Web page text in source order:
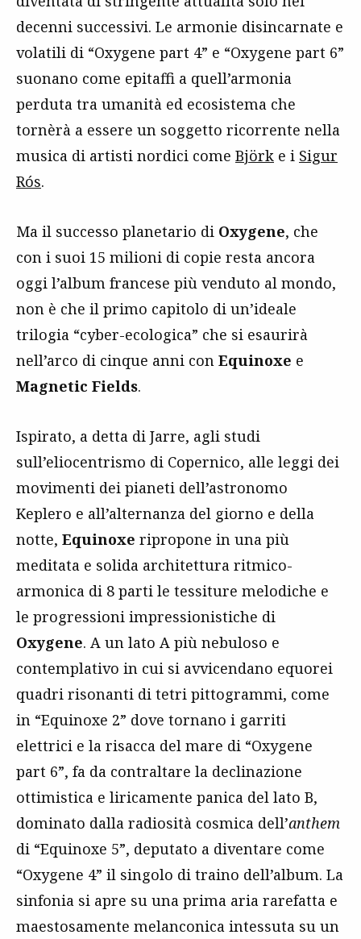
decenni successivi. Le armonie disincarnate e
volatili di “Oxygene part 4” e “Oxygene part 6”
suonano come epitaffi a quell’armonia
perduta tra umanità ed ecosistema che
tornèrà a essere un soggetto ricorrente nella
musica di artisti nordici come Björk e i Sigur
Rós.
Ma il successo planetario di Oxygene, che
con i suoi 15 milioni di copie resta ancora
oggi l’album francese più venduto al mondo,
non è che il primo capitolo di un’ideale
trilogia “cyber-ecologica” che si esaurirà
nell’arco di cinque anni con Equinoxe e
Magnetic Fields.
Ispirato, a detta di Jarre, agli studi
sull’eliocentrismo di Copernico, alle leggi dei
movimenti dei pianeti dell’astronomo
Keplero e all’alternanza del giorno e della
notte, Equinoxe ripropone in una più
meditata e solida architettura ritmico-
armonica di 8 parti le tessiture melodiche e
le progressioni impressionistiche di
Oxygene. A un lato A più nebuloso e
contemplativo in cui si avvicendano equorei
quadri risonanti di tetri pittogrammi, come
in “Equinoxe 2” dove tornano i garriti
elettrici e la risacca del mare di “Oxygene
part 6”, fa da contraltare la declinazione
ottimistica e liricamente panica del lato B,
dominato dalla radiosità cosmica dell’anthem
di “Equinoxe 5”, deputato a diventare come
“Oxygene 4” il singolo di traino dell’album. La
sinfonia si apre su una prima aria rarefatta e
maestosamente melanconica intessuta su un